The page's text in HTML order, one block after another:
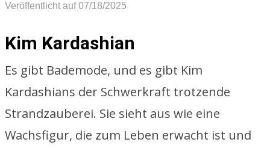
Veröffentlicht auf 07/18/2025
Kim Kardashian
Es gibt Bademode, und es gibt Kim
Kardashians der Schwerkraft trotzende
Strandzauberei. Sie sieht aus wie eine
Wachsfigur, die zum Leben erwacht ist und